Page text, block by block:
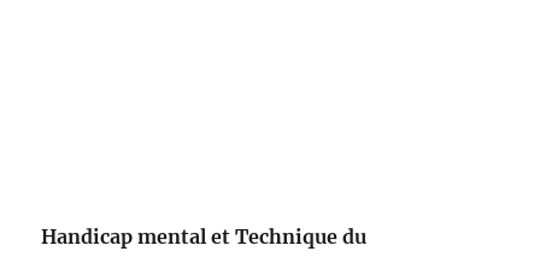
Handicap mental et Technique du